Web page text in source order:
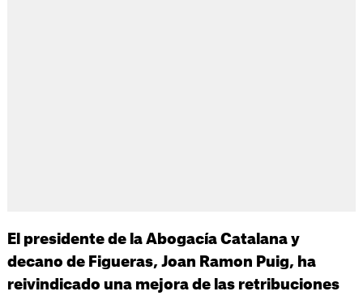
El presidente de la Abogacía Catalana y
decano de Figueras, Joan Ramon Puig, ha
reivindicado una mejora de las retribuciones